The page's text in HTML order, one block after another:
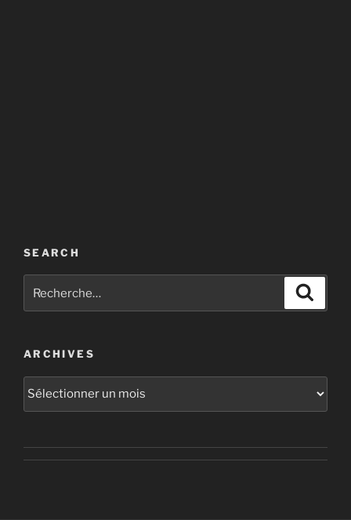
SEARCH
pour
ARCHIVES
Archives